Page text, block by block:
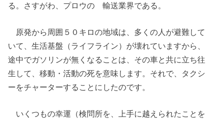
る。さすがわ、プロウの 輸送業界である。
原発から周囲５０キロの地域は、多くの人が避難して
いて、生活基盤（ライフライン）が壊れていますから、
途中でガソリンが無くなることは、その車と共に立ち往
生して、移動・活動の死を意味します。それで、タクシ
ーをチャーターすることにしたのです。
いくつもの幸運（検問所を、上手に越えられたことを